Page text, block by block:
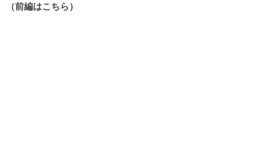
（前編はこちら）